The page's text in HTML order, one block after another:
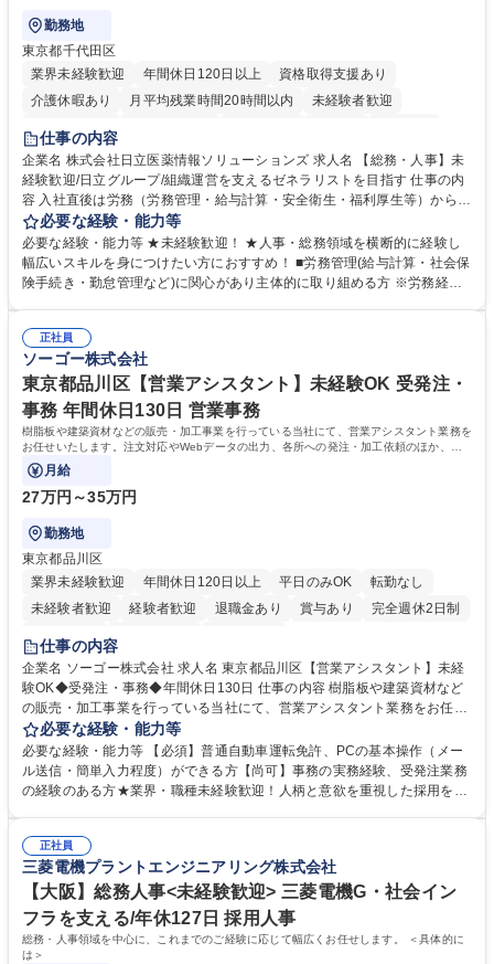
勤務地
東京都千代田区
業界未経験歓迎
年間休日120日以上
資格取得支援あり
介護休暇あり
月平均残業時間20時間以内
未経験者歓迎
住宅手当あり
育休あり
完全週休2日制 交通費支給 土日祝休み 寮・社宅あり
仕事の内容
企業名 株式会社日立医薬情報ソリューションズ 求人名 【総務・人事】未
経験歓迎/日立グループ/組織運営を支えるゼネラリストを目指す 仕事の内
容 入社直後は労務（労務管理・給与計算・安全衛生・福利厚生等）からお
任せいたします。将来は総務・採用・教育業務へ守備範囲を広げ、組織運
営を支えるゼネラリストをめざせます。 ・初期業務：労働時間管理、給与
計算、社会保険対応、福利厚生管理、安全衛生、健康経営推進等をお任せ
します。ご経験に応じて、休職者管理など、幅広く経験を積んでいただき
幅広く経験を積みたい意欲がある方に最適な環境です。 募集職種 【総
務・人事】未経験歓迎/日立グループ/組織運営を支えるゼネラリストを目
指す
必要な経験・能力等
必要な経験・能力等 ★未経験歓迎！ ★人事・総務領域を横断的に経験し
幅広いスキルを身につけたい方におすすめ！ ■労務管理(給与計算・社会保
険手続き・勤怠管理など)に関心があり主体的に取り組める方 ※労務経験
のご経験 ■労務管理（給与計算・社会保険手続き・勤怠管理など）の経験
■衛生管理者の資格をお持ちの方 学歴・資格 学歴：大学院 大学 高専 短大
専修学校 高校 語学力： 資格：
正社員
ソーゴー株式会社
東京都品川区【営業アシスタント】未経験OK 受発注・
事務 年間休日130日 営業事務
樹脂板や建築資材などの販売・加工事業を行っている当社にて、営業アシスタント業務を
お任せいたします。注文対応やWebデータの出力、各所への発注・加工依頼のほか、電
話・メール対応等の事務業務を担当します。
月給
27万円～35万円
勤務地
東京都品川区
業界未経験歓迎
年間休日120日以上 平日のみOK
転勤なし
未経験者歓迎
経験者歓迎 退職金あり 賞与あり
完全週休2日制
交通費支給
仕事の内容
企業名 ソーゴー株式会社 求人名 東京都品川区【営業アシスタント】未経
験OK◆受発注・事務◆年間休日130日 仕事の内容 樹脂板や建築資材など
の販売・加工事業を行っている当社にて、営業アシスタント業務をお任せ
いたします。注文対応やWebデータの出力、各所への発注・加工依頼のほ
か、電話・メール対応等の事務業務を担当します。 ■受注・発注業務：FA
Xによる注文対応、Web発注データのプリントアウト、各仕入先・協力会
社への発注および加工依頼等 ■納品書・請求書の作成および発送手配 ■商
当社の指定する業務 募集職種 東京都品川区【営業アシスタント】未経験O
K◆受発注・事務◆年間休日130日
必要な経験・能力等
必要な経験・能力等 【必須】普通自動車運転免許、PCの基本操作（メー
ル送信・簡単入力程度）ができる方【尚可】事務の実務経験、受発注業務
の経験のある方★業界・職種未経験歓迎！人柄と意欲を重視した採用を行
変化に臨機応変かつ柔軟に対応できる方、約束を守り正確に作業を進めら
れる方を求めています。高度なPCスキルや関数知識は一切不要です。丁
寧な指導体制が整っているため、安心してお仕事をスタートしていただけ
ます。 学歴・資格 学歴：大学院 大学 高専 短大 専修学校 高校 語学力：
資格：
正社員
三菱電機プラントエンジニアリング株式会社
【大阪】総務人事<未経験歓迎> 三菱電機G・社会イン
フラを支える/年休127日 採用人事
総務・人事領域を中心に、これまでのご経験に応じて幅広くお任せします。 ＜具体的に
は＞